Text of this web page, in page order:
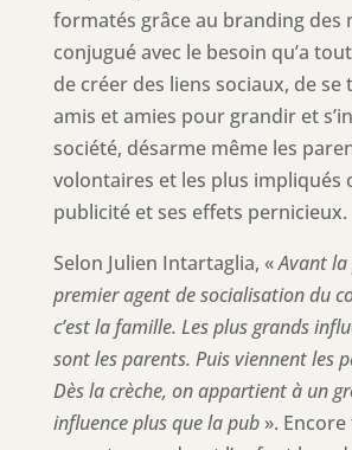
formatés grâce au branding des
conjugué avec le besoin qu’a
de créer des liens sociaux, de se
amis et amies pour grandir et
société, désarme même les
volontaires et les plus impliqués
publicité et ses effets pernicieux.
Selon Julien Intartaglia, «Avant
premier agent de socialisation du
c’est la famille. Les plus grands
sont les parents. Puis viennent les
Dès la crèche, on appartient à un
influence plus que la pub». Encore